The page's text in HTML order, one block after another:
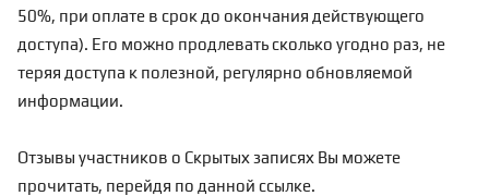
50%, при оплате в срок до окончания действующего
доступа). Его можно продлевать сколько угодно раз, не
теряя доступа к полезной, регулярно обновляемой
информации.
Отзывы участников о Скрытых записях Вы можете
прочитать, перейдя по данной ссылке.